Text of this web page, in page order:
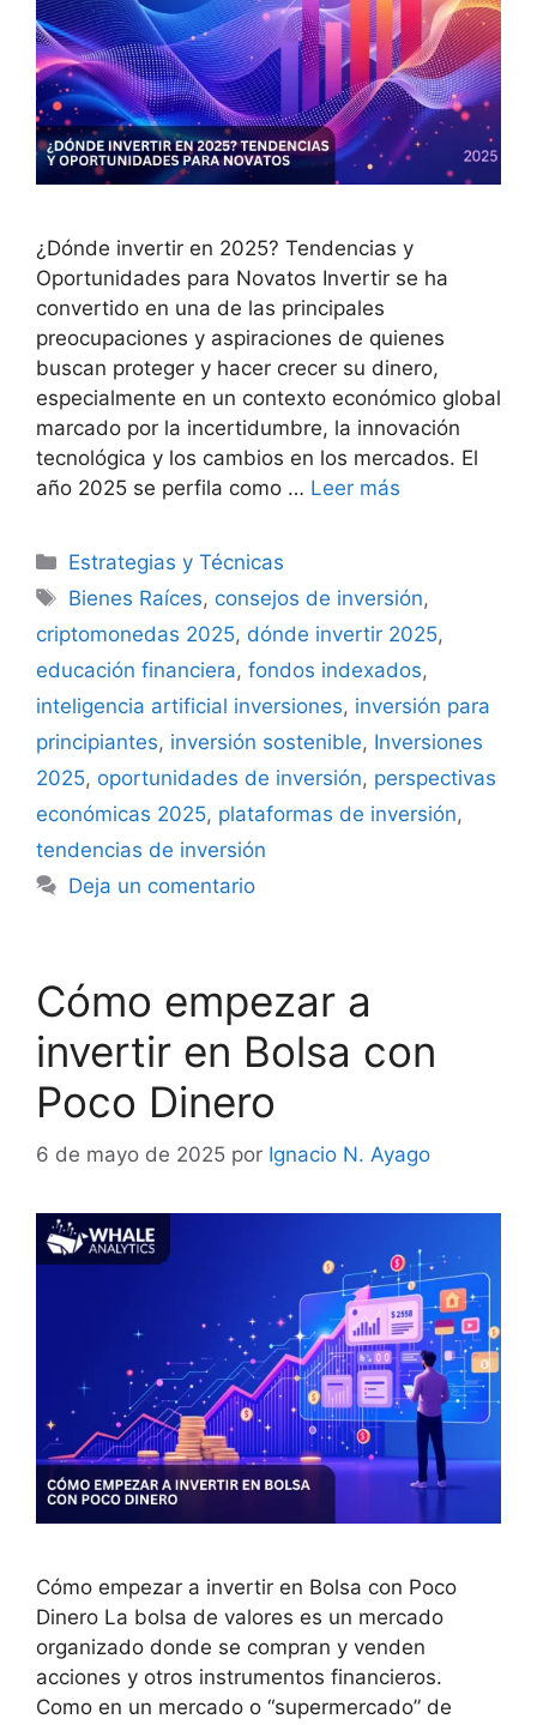
¿Dónde invertir en 2025? Tendencias y
Oportunidades para Novatos Invertir se ha
convertido en una de las principales
preocupaciones y aspiraciones de quienes
buscan proteger y hacer crecer su dinero,
especialmente en un contexto económico global
marcado por la incertidumbre, la innovación
tecnológica y los cambios en los mercados. El
año 2025 se perfila como … Leer más
Categorías
Estrategias y Técnicas
Etiquetas
Bienes Raíces, consejos de inversión,
criptomonedas 2025, dónde invertir 2025,
educación financiera, fondos indexados,
inteligencia artificial inversiones, inversión para
principiantes, inversión sostenible, Inversiones
2025, oportunidades de inversión, perspectivas
económicas 2025, plataformas de inversión,
tendencias de inversión
Deja un comentario
Cómo empezar a
invertir en Bolsa con
Poco Dinero
6 de mayo de 2025 por Ignacio N. Ayago
Cómo empezar a invertir en Bolsa con Poco
Dinero La bolsa de valores es un mercado
organizado donde se compran y venden
acciones y otros instrumentos financieros.
Como en un mercado o “supermercado” de